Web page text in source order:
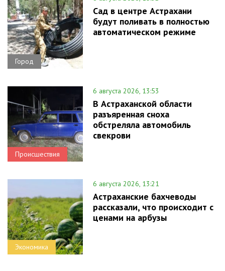
Город
Сад в центре Астрахани
будут поливать в полностью
автоматическом режиме
Происшествия
6 августа 2026, 13:53
В Астраханской области
разъяренная сноха
обстреляла автомобиль
свекрови
Экономика
6 августа 2026, 13:21
Астраханские бахчеводы
рассказали, что происходит с
ценами на арбузы